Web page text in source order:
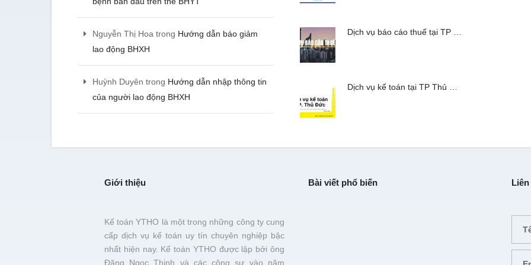
Nguyễn Thị Hoa trong Hướng dẫn báo giảm
lao động BHXH
Huỳnh Duyên trong Hướng dẫn nhập thông tin
của người lao động BHXH
Dịch vụ báo cáo thuế tại TP …
Dịch vụ kế toán tại TP Thủ …
Giới thiệu
Kế toán YTHO là một trong những công ty cung
cấp dịch vụ kế toán uy tín chuyên nghiệp bậc
nhất hiện nay. Kế toán YTHO được lập bởi ông
Đặng Ngọc Thịnh và các cộng sự vào năm
Bài viết phổ biến Liên